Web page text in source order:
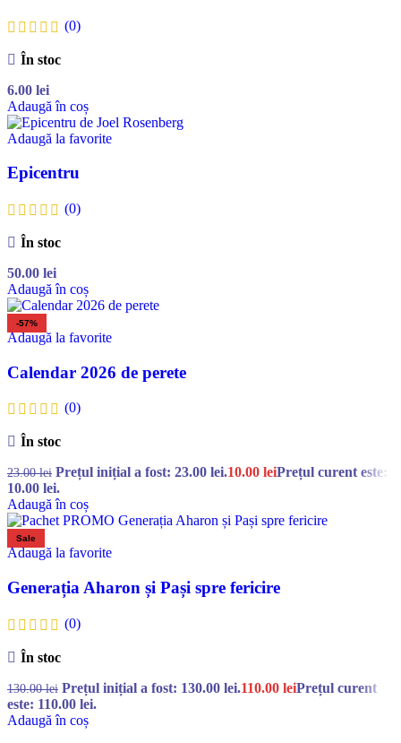
(0)
În stoc
6.00 lei
Adaugă în coș
Adaugă la favorite
Epicentru
(0)
În stoc
50.00 lei
Adaugă în coș
-57%
Adaugă la favorite
Calendar 2026 de perete
(0)
În stoc
23.00lei Prețul inițial a fost: 23.00 lei.10.00 leiPrețul curent este:
10.00 lei.
Adaugă în coș
Sale
Adaugă la favorite
Generația Aharon și Pași spre fericire
(0)
În stoc
130.00lei Prețul inițial a fost: 130.00 lei.110.00 leiPrețul curent
este: 110.00 lei.
Adaugă în coș